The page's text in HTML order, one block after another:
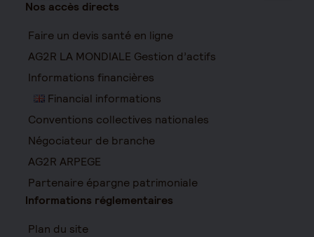
Nos accès directs
Faire un devis santé en ligne
AG2R LA MONDIALE Gestion d’actifs
Informations financières
Financial informations
Conventions collectives nationales
Négociateur de branche
AG2R ARPEGE
Partenaire épargne patrimoniale
Informations réglementaires
Plan du site